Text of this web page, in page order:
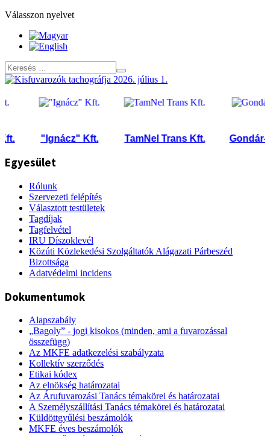
Válasszon nyelvet
"Ignácz" Kft. TamNel Trans Kft. Gondár-
Egyesület
Rólunk
Szervezeti felépítés
Választott testületek
Tagdíjak
Tagfelvétel
IRU Díszoklevél
Közúti Közlekedési Szolgáltatók Alágazati Párbeszéd
Bizottsága
Adatvédelmi incidens
Dokumentumok
Alapszabály
„Bagoly” - jogi kisokos (minden, ami a fuvarozással
összefügg)
Az MKFE adatkezelési szabályzata
Kollektív szerződés
Etikai kódex
Az elnökség határozatai
Az Árufuvarozási Tanács témakörei és határozatai
A Személyszállítási Tanács témakörei és határozatai
Küldöttgyűlési beszámolók
MKFE éves beszámolók